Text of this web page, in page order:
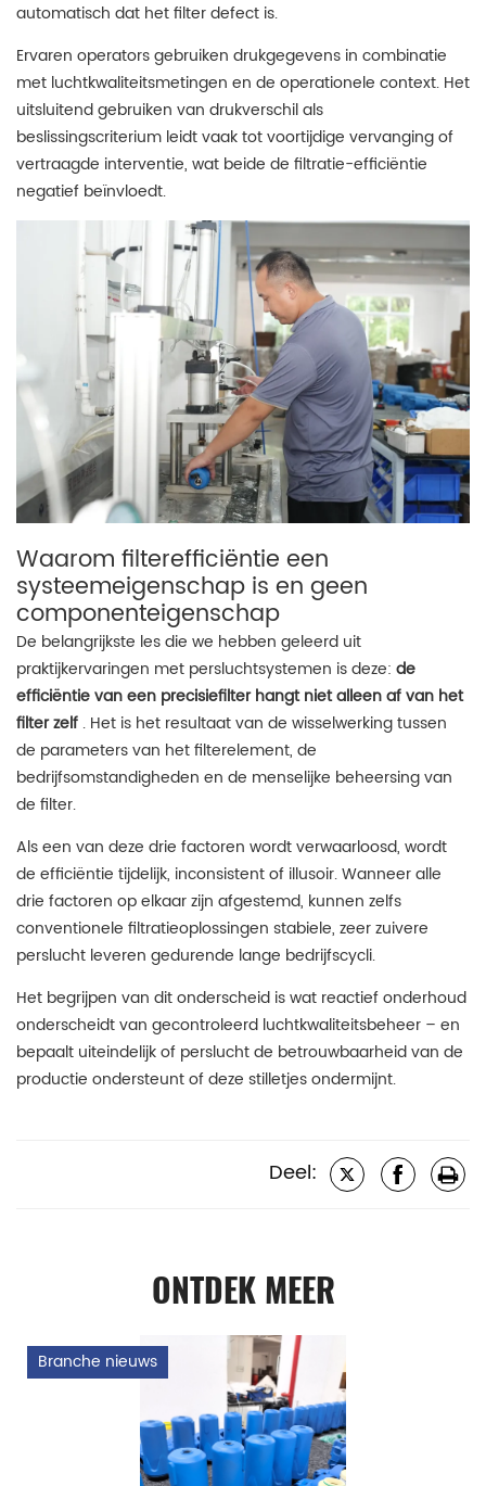
automatisch dat het filter defect is.
Ervaren operators gebruiken drukgegevens in combinatie
met luchtkwaliteitsmetingen en de operationele context. Het
uitsluitend gebruiken van drukverschil als
beslissingscriterium leidt vaak tot voortijdige vervanging of
vertraagde interventie, wat beide de filtratie-efficiëntie
negatief beïnvloedt.
Waarom filterefficiëntie een
systeemeigenschap is en geen
componenteigenschap
De belangrijkste les die we hebben geleerd uit
praktijkervaringen met persluchtsystemen is deze: de
efficiëntie van een precisiefilter hangt niet alleen af ​​van het
filter zelf . Het is het resultaat van de wisselwerking tussen
de parameters van het filterelement, de
bedrijfsomstandigheden en de menselijke beheersing van
de filter.
Als een van deze drie factoren wordt verwaarloosd, wordt
de efficiëntie tijdelijk, inconsistent of illusoir. Wanneer alle
drie factoren op elkaar zijn afgestemd, kunnen zelfs
conventionele filtratieoplossingen stabiele, zeer zuivere
perslucht leveren gedurende lange bedrijfscycli.
Het begrijpen van dit onderscheid is wat reactief onderhoud
onderscheidt van gecontroleerd luchtkwaliteitsbeheer – en
bepaalt uiteindelijk of perslucht de betrouwbaarheid van de
productie ondersteunt of deze stilletjes ondermijnt.
Deel:
ONTDEK MEER
Branche nieuws